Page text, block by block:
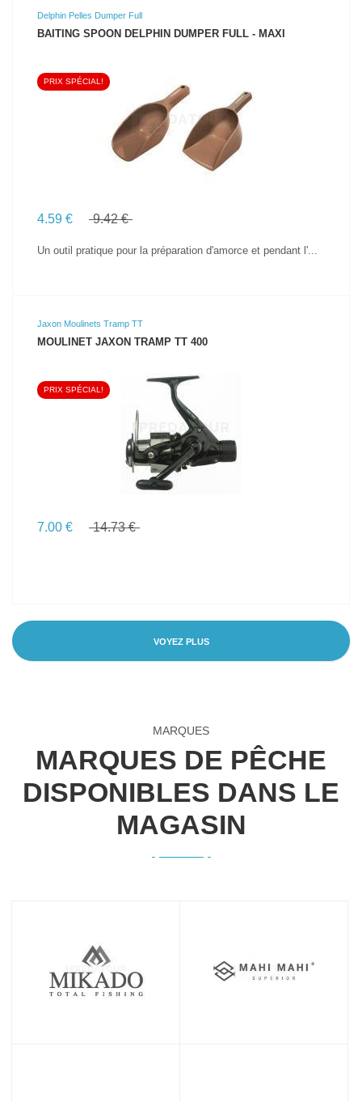
Delphin Pelles Dumper Full
BAITING SPOON DELPHIN DUMPER FULL - MAXI
VOIR LE PRODUIT
PRIX SPÉCIAL!
4.59 € 9.42 €
Un outil pratique pour la préparation d'amorce et pendant l'...
Jaxon Moulinets Tramp TT
MOULINET JAXON TRAMP TT 400
VOIR LE PRODUIT
PRIX SPÉCIAL!
7.00 € 14.73 €
VOYEZ PLUS
MARQUES
MARQUES DE PÊCHE
DISPONIBLES DANS LE
MAGASIN